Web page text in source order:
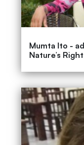
Mumta Ito -
Nature’s